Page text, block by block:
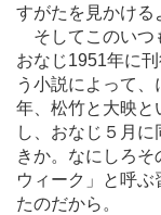
すがたを見かける
そしてこのいつ
おなじ1951年に
う小説によって
年、松竹と大映と
し、おなじ５月
きか。なにしろ
ウィーク」と呼
たのだから。